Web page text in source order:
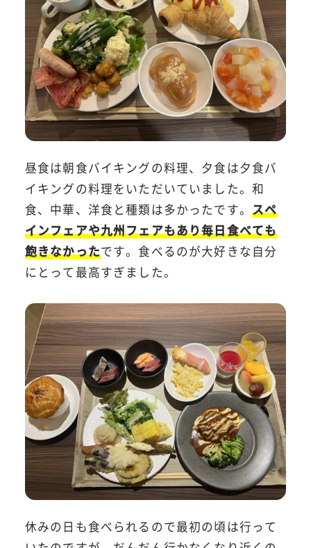
昼食は朝食バイキングの料理、夕食は夕食バ
イキングの料理をいただいていました。和
食、中華、洋食と種類は多かったです。 スペ
インフェアや九州フェアもあり毎日食べても
飽きなかったです。食べるのが大好きな自分
にとって最高すぎました。
休みの日も食べられるので最初の頃は行って